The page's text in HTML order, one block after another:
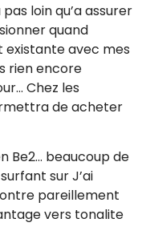
loin qu’a assurer
quand
avec mes
rien encore
Chez les
de acheter
Be2… beaucoup de
sur J’ai
pareillement
vers tonalite